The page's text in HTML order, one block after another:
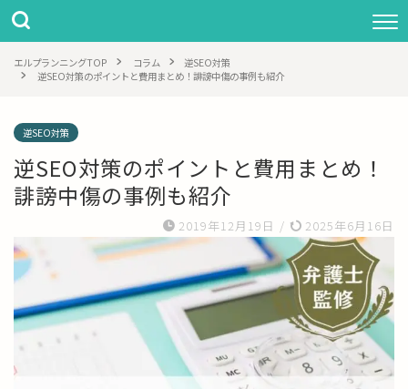
エルプランニングTOP コラム
逆SEO対策
逆SEO対策のポイントと費用まとめ！誹謗中傷の事例も紹介
逆SEO対策
逆SEO対策のポイントと費用まとめ！
誹謗中傷の事例も紹介
2019年12月19日 / 2025年6月16日